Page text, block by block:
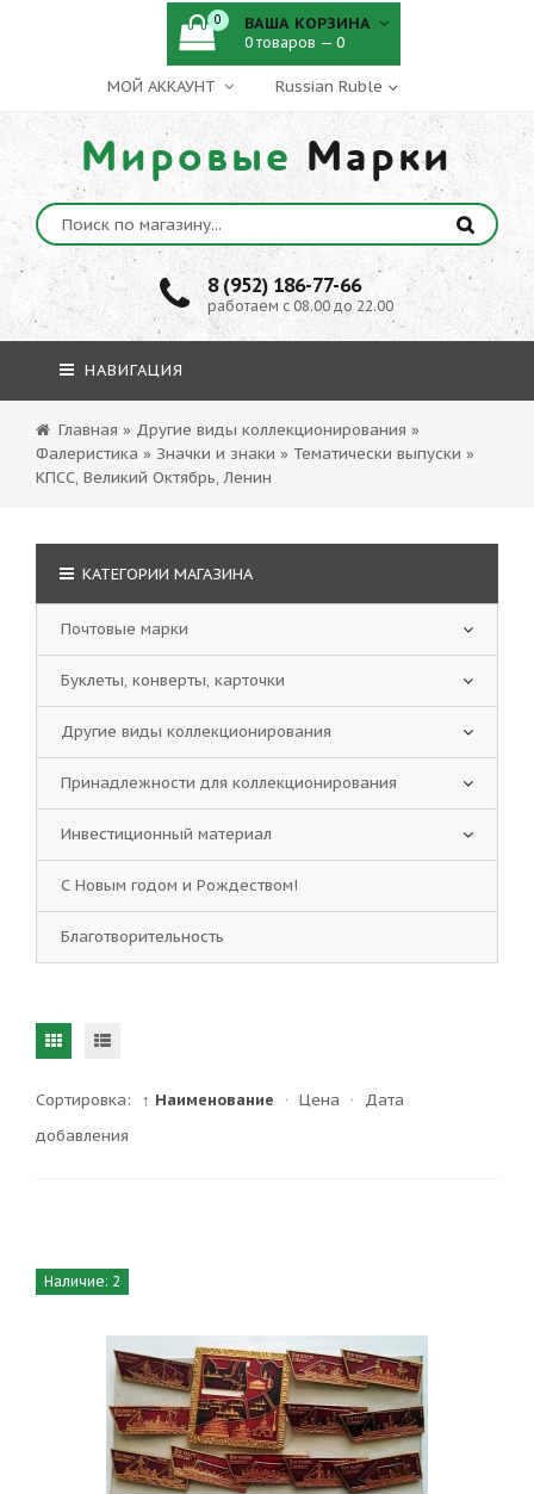
МОЙ АККАУНТ
Мировые Марки
8 (952) 186-77-66
работаем с 08.00 до 22.00
0 ВАША КОРЗИНА
0 товаров — 0
НАВИГАЦИЯ
Главная » Другие виды коллекционирования »
Фалеристика » Значки и знаки » Тематически выпуски »
КПСС, Великий Октябрь, Ленин
Сортировка: ↑ Наименование · Цена ·
Дата
добавления
Наличие: 2
КАТЕГОРИИ МАГАЗИНА
Почтовые марки
Буклеты, конверты, карточки
Другие виды коллекционирования
Принадлежности для коллекционирования
Инвестиционный материал
С Новым годом и Рождеством!
Благотворительность